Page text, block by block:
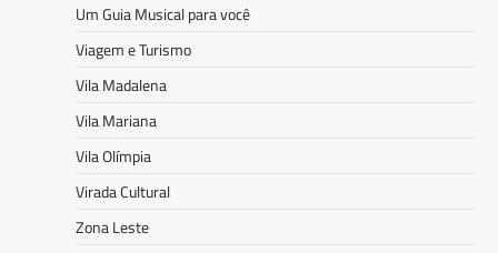
Um Guia Musical para você
Viagem e Turismo
Vila Madalena
Vila Mariana
Vila Olímpia
Virada Cultural
Zona Leste